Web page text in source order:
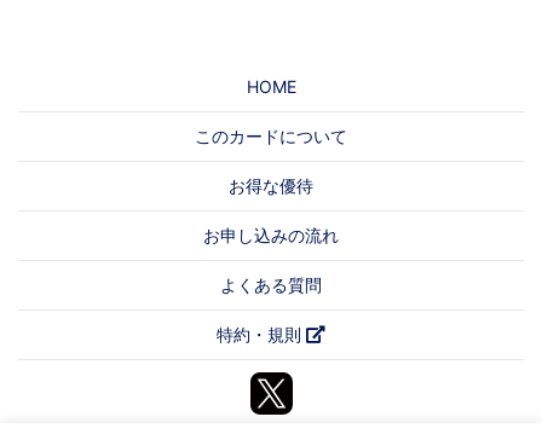
HOME
このカードについて
お得な優待
お申し込みの流れ
よくある質問
特約・規則